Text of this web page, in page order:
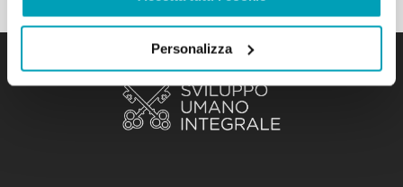
Personalizza